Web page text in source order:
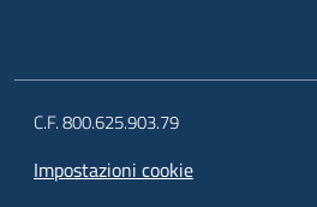
C.F. 800.625.903.79
Impostazioni cookie